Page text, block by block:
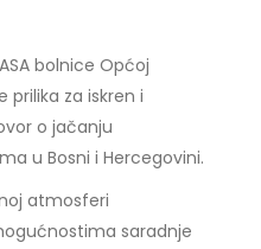
bolnice Općoj
prilika za iskren i
o jačanju
u Bosni i Hercegovini.
atmosferi
saradnje